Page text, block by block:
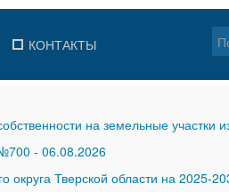
КОНТАКТЫ
на земельные участки
- 06.08.2026
Тверской области на 2025-